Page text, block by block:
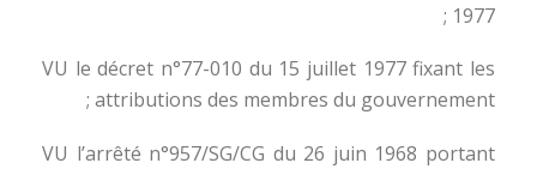
1977 ;
VU le décret n°77-010 du 15 juillet 1977 fixant les
attributions des membres du gouvernement ;
VU l’arrêté n°957/SG/CG du 26 juin 1968 portant